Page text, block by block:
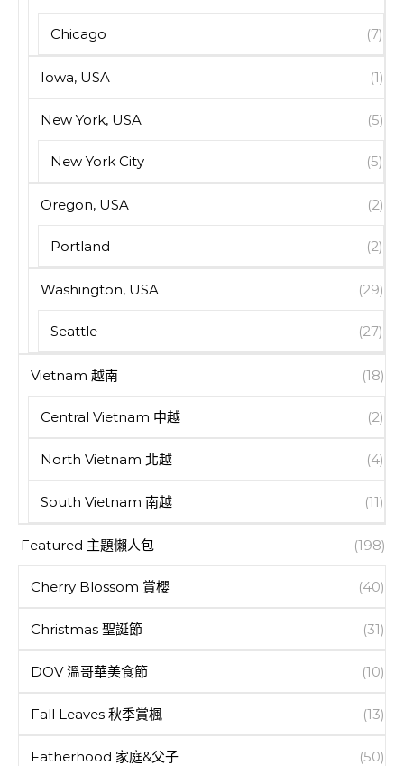
Chicago (7)
Iowa, USA (1)
New York, USA (5)
New York City (5)
Oregon, USA (2)
Portland (2)
Washington, USA (29)
Seattle (27)
Vietnam 越南 (18)
Central Vietnam 中越 (2)
North Vietnam 北越 (4)
South Vietnam 南越 (11)
Featured 主題懶人包 (198)
Cherry Blossom 賞櫻 (40)
Christmas 聖誕節 (31)
DOV 溫哥華美食節 (10)
Fall Leaves 秋季賞楓 (13)
Fatherhood 家庭&父子 (50)